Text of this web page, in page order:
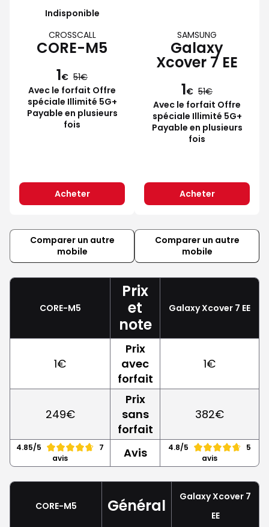
Indisponible
CROSSCALL
CORE-M5
1€ 51
Avec le forfait Offre
spéciale Illimité 5G+
Payable en plusieurs
fois
Acheter
SAMSUNG
Galaxy
Xcover 7 EE
1€ 51
Avec le forfait Offre
spéciale Illimité 5G+
Payable en plusieurs
fois
Acheter
Comparer un autre
mobile
Comparer un autre
mobile
CORE-M5
Prix
et
note
Galaxy Xcover 7 EE
1€
Prix
avec
forfait
1€
249€
Prix
sans
forfait
382€
4.85/5
7
avis
Avis 4.8/5
5
avis
CORE-M5 Général
Galaxy Xcover 7
EE